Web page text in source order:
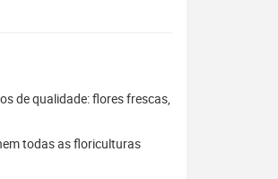
de qualidade: flores frescas,
todas as floriculturas